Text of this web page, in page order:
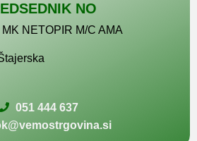
NO
MK NETOPIR M/C AMA
051 444 637